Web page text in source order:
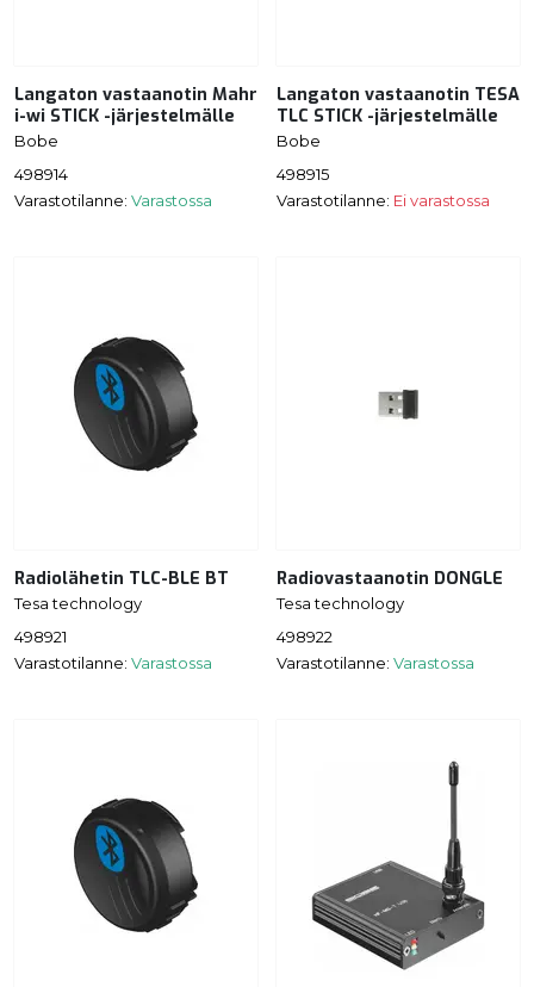
Langaton vastaanotin Mahr
i-wi STICK -järjestelmälle
Bobe
498914
Varastotilanne: Varastossa
Langaton vastaanotin TESA
TLC STICK -järjestelmälle
Bobe
498915
Varastotilanne: Ei varastossa
Radiolähetin TLC-BLE BT
Tesa technology
498921
Varastotilanne: Varastossa
Radiovastaanotin DONGLE
Tesa technology
498922
Varastotilanne: Varastossa